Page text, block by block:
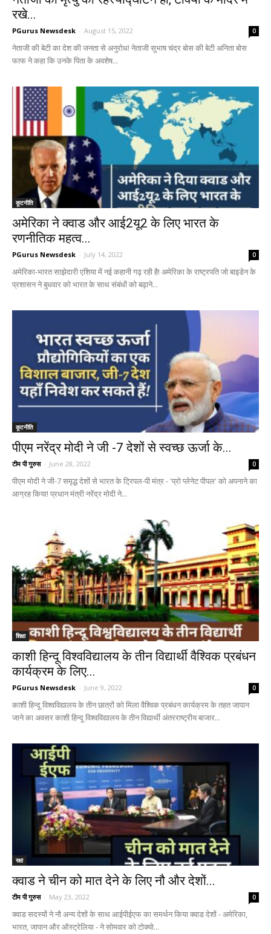
रखे...
PGurus Newsdesk - August 15, 2022 0
नेताजी की बेटी का देश की जनता से अनुरोध! नेताजी सुभाष चंद्र बोस की बेटी अनिता बोस
फाफ ने कहा कि उनके पिता के अवशेष...
कूटनीति
अमेरिका ने क्वाड और आई2यू2 के लिए भारत के
रणनीतिक महत्व...
PGurus Newsdesk - July 14, 2022 0
अमेरिका-भारत साझेदारी एशिया में नई कहानी गढ़ रही है! अमेरिका के राष्ट्रपति जो बाइडेन के
प्रशासन ने बुधवार को भारत के साथ संबंधों को बढ़ाने...
कूटनीति
पीएम नरेंद्र मोदी ने जी -7 देशों से स्वच्छ ऊर्जा के...
टीम पी गुरुस - June 28, 2022 0
पीएम मोदी ने जी-7 समृद्ध देशों से भारत के ट्रिपल-पी मंत्र - 'प्रो प्लेनेट पीपल' को अपनाने का
आग्रह किया! प्रधान मंत्री नरेंद्र मोदी ने...
शिक्षा
काशी हिन्दू विश्वविद्यालय के तीन विद्यार्थी वैश्विक प्रबंधन
कार्यक्रम के लिए...
PGurus Newsdesk - June 9, 2022 0
काशी हिन्दू विश्वविद्यालय के तीन छात्रों को मिला वैश्विक प्रबंधन कार्यक्रम के तहत जापान
जाने का अवसर काशी हिन्दू विश्वविद्यालय के तीन विद्यार्थी अंतरराष्ट्रीय बाजार...
रक्षा
क्वाड ने चीन को मात देने के लिए नौ और देशों...
टीम पी गुरुस - May 23, 2022 0
क्वाड सदस्यों ने नौ अन्य देशों के साथ आईपीईएफ का समर्थन किया क्वाड देशों - अमेरिका,
भारत, जापान और ऑस्ट्रेलिया - ने सोमवार को टोक्यो...